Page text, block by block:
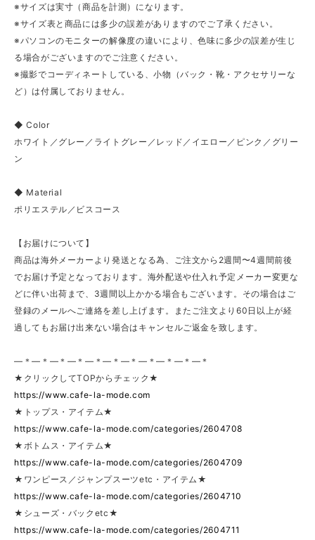
※サイズは実寸（商品を計測）になります。
※サイズ表と商品には多少の誤差がありますのでご了承ください。
※パソコンのモニターの解像度の違いにより、色味に多少の誤差が生じ
る場合がございますのでご注意ください。
※撮影でコーディネートしている、小物（バック・靴・アクセサリーな
ど）は付属しておりません。
◆ Color
ホワイト／グレー／ライトグレー／レッド／イエロー／ピンク／グリー
ン
◆ Material
ポリエステル／ビスコース
【お届けについて】
商品は海外メーカーより発送となる為、ご注文から2週間〜4週間前後
でお届け予定となっております。海外配送や仕入れ予定メーカー変更な
どに伴い出荷まで、3週間以上かかる場合もございます。その場合はご
登録のメールへご連絡を差し上げます。またご注文より60日以上が経
過してもお届け出来ない場合はキャンセルご返金を致します。
—＊—＊—＊—＊—＊—＊—＊—＊—＊—＊—＊
★クリックしてTOPからチェック★
https://www.cafe-la-mode.com
★トップス・アイテム★
https://www.cafe-la-mode.com/categories/2604708
★ボトムス・アイテム★
https://www.cafe-la-mode.com/categories/2604709
★ワンピース／ジャンプスーツetc・アイテム★
https://www.cafe-la-mode.com/categories/2604710
★シューズ・バックetc★
https://www.cafe-la-mode.com/categories/2604711